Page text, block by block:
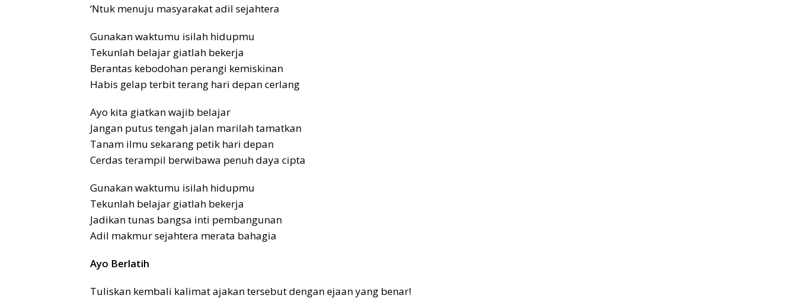
‘Ntuk menuju masyarakat adil sejahtera
Gunakan waktumu isilah hidupmu
Tekunlah belajar giatlah bekerja
Berantas kebodohan perangi kemiskinan
Habis gelap terbit terang hari depan cerlang
Ayo kita giatkan wajib belajar
Jangan putus tengah jalan marilah tamatkan
Tanam ilmu sekarang petik hari depan
Cerdas terampil berwibawa penuh daya cipta
Gunakan waktumu isilah hidupmu
Tekunlah belajar giatlah bekerja
Jadikan tunas bangsa inti pembangunan
Adil makmur sejahtera merata bahagia
Ayo Berlatih
Tuliskan kembali kalimat ajakan tersebut dengan ejaan yang benar!